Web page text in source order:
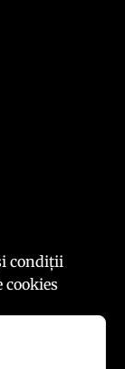
condiții
cookies